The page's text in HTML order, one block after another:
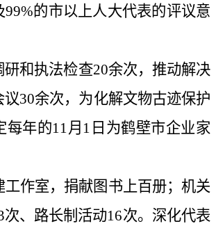
的市以上人大代表的评议意
和执法检查20余次，推动解决
30余次，为化解文物古迹保护
年的11月1日为鹤壁市企业家
作室，捐献图书上百册；机关
、路长制活动16次。深化代表